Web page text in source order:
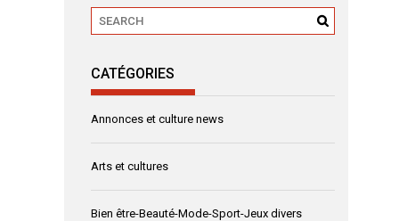
CATÉGORIES
Annonces et culture news
Arts et cultures
Bien être-Beauté-Mode-Sport-Jeux divers